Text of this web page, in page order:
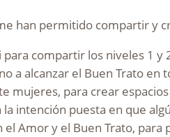
han permitido compartir y
compartir los niveles 1
a alcanzar el Buen Trato
mujeres, para crear
intención puesta en que
Amor y el Buen Trato,